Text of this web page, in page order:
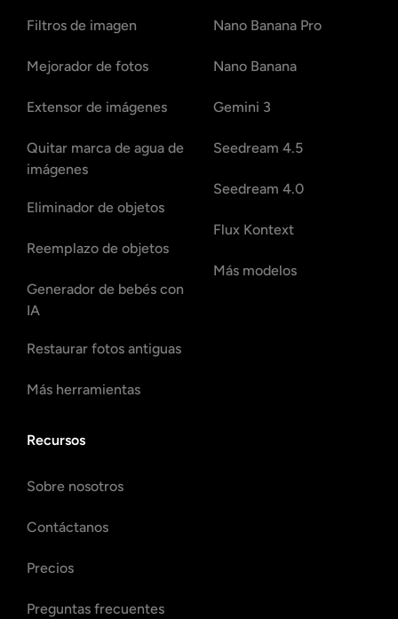
Filtros de imagen
Mejorador de fotos
Extensor de imágenes
Quitar marca de agua de
imágenes
Eliminador de objetos
Reemplazo de objetos
Generador de bebés con
IA
Restaurar fotos antiguas
Más herramientas
Nano Banana Pro
Nano Banana
Gemini 3
Seedream 4.5
Seedream 4.0
Flux Kontext
Más modelos
Recursos
Sobre nosotros
Contáctanos
Precios
Preguntas frecuentes